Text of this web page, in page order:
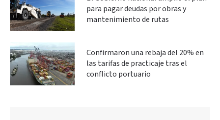
para pagar deudas por obras y
mantenimiento de rutas
Confirmaron una rebaja del 20% en
las tarifas de practicaje tras el
conflicto portuario